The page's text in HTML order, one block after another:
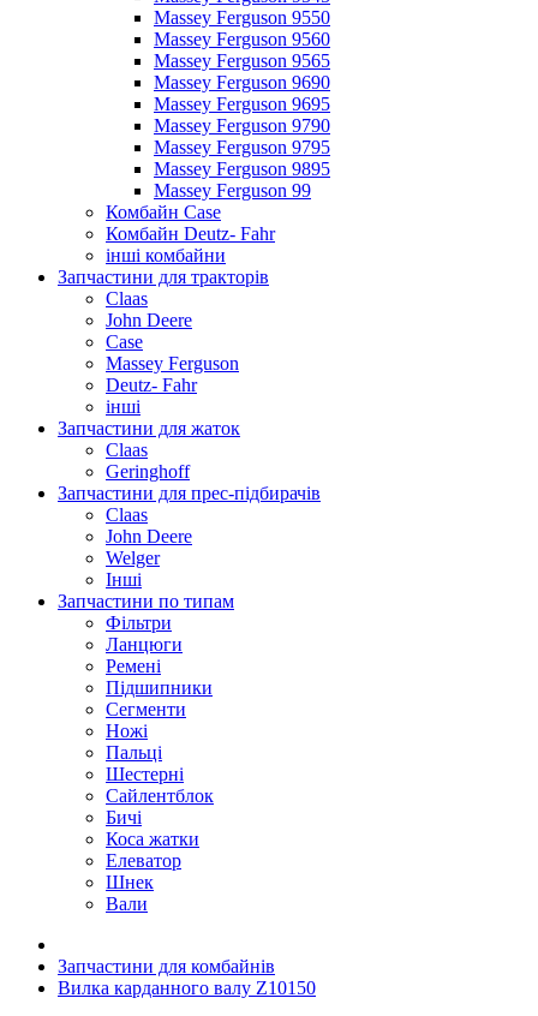
Massey Ferguson 9550
Massey Ferguson 9560
Massey Ferguson 9565
Massey Ferguson 9690
Massey Ferguson 9695
Massey Ferguson 9790
Massey Ferguson 9795
Massey Ferguson 9895
Massey Ferguson 99
Комбайн Case
Комбайн Deutz- Fahr
інші комбайни
Запчастини для тракторів
Claas
John Deere
Case
Massey Ferguson
Deutz- Fahr
інші
Запчастини для жаток
Claas
Geringhoff
Запчастини для прес-підбирачів
Claas
John Deere
Welger
Інші
Запчастини по типам
Фільтри
Ланцюги
Ремені
Підшипники
Сегменти
Ножі
Пальці
Шестерні
Сайлентблок
Бичі
Коса жатки
Елеватор
Шнек
Вали
Запчастини для комбайнів
Вилка карданного валу Z10150